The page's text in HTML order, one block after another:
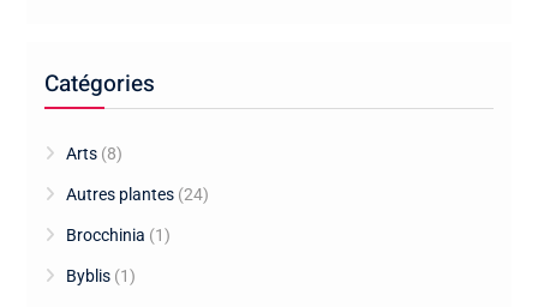
Catégories
Arts (8)
Autres plantes (24)
Brocchinia (1)
Byblis (1)